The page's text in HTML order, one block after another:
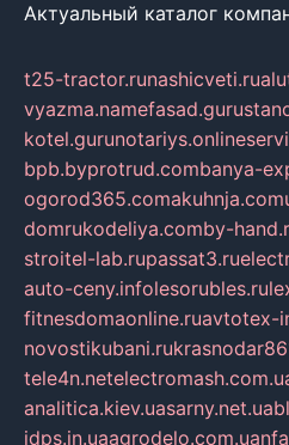
Актуальный каталог
t25-tractor.runashicveti.ru
vyazma.namefasad.guru
kotel.gurunotariys.online
bpb.byprotrud.combanya-
ogorod365.comakuhnja.com
domrukodeliya.comby-
stroitel-lab.rupassat3.ru
auto-ceny.infolesorubles.ru
fitnesdomaonline.ruavtotex-
novostikubani.ru
tele4n.net
analitica.kiev.uasarny.net.ua
idps.in.uaagrodelo.com.ua